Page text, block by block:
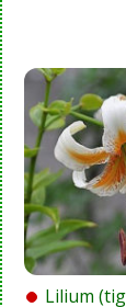
Lilium